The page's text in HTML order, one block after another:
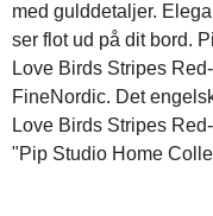
med gulddetaljer.
ser flot ud på dit bord.
Love Birds Stripes
FineNordic. Det
Love Birds Stripes
"Pip Studio Home